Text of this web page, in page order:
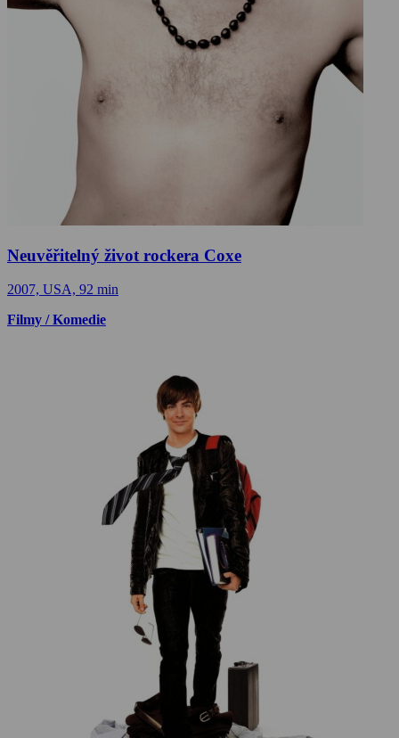
Neuvěřitelný život rockera Coxe
2007, USA, 92 min
Filmy / Komedie